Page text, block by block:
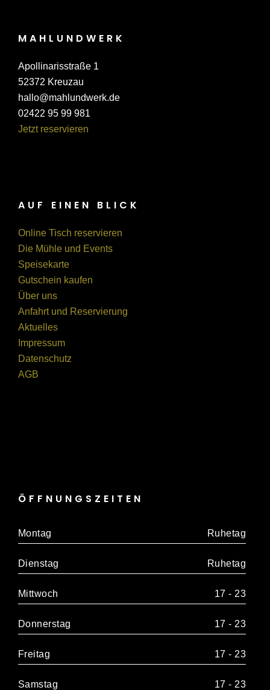
MAHLUNDWERK
Apollinarisstraße 1
52372 Kreuzau
hallo@mahlundwerk.de
02422 95 99 981
Jetzt reservieren
AUF EINEN BLICK
Online Tisch reservieren
Die Mühle und Events
Speisekarte
Gutschein kaufen
Über uns
Anfahrt und Reservierung
Aktuelles
Impressum
Datenschutz
AGB
ÖFFNUNGSZEITEN
Montag Ruhetag
Dienstag Ruhetag
Mittwoch 17 - 23
Donnerstag 17 - 23
Freitag 17 - 23
Samstag 17 - 23